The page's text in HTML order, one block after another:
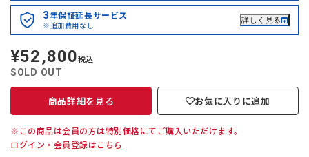
3年保証延長サービス
※追加費用なし
詳しく見る
定
価
¥52,800税込
SOLD OUT
商品詳細を見る お気に入りに追加
※この商品は会員の方は特別価格にてご購入いただけます。
ログイン・会員登録はこちら